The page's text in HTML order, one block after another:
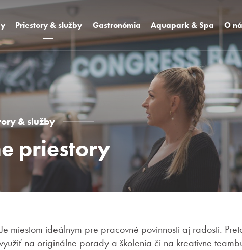
Priestory & služby
Izby
Vybavenie hotela
Unikátne priestory
Areál Hotela
Gastronómia
Dizajnové reštaurácie
WCT bar a bowling
Oslavy a svadby
Pool bar
Aquapark & Spa
Aquapark
Sai wellness
Masáže Day Spa
O
O
& služby
priestory
miestom ideálnym pre pracovné povinnosti aj radosti.
na originálne porady a školenia či na kreatívne